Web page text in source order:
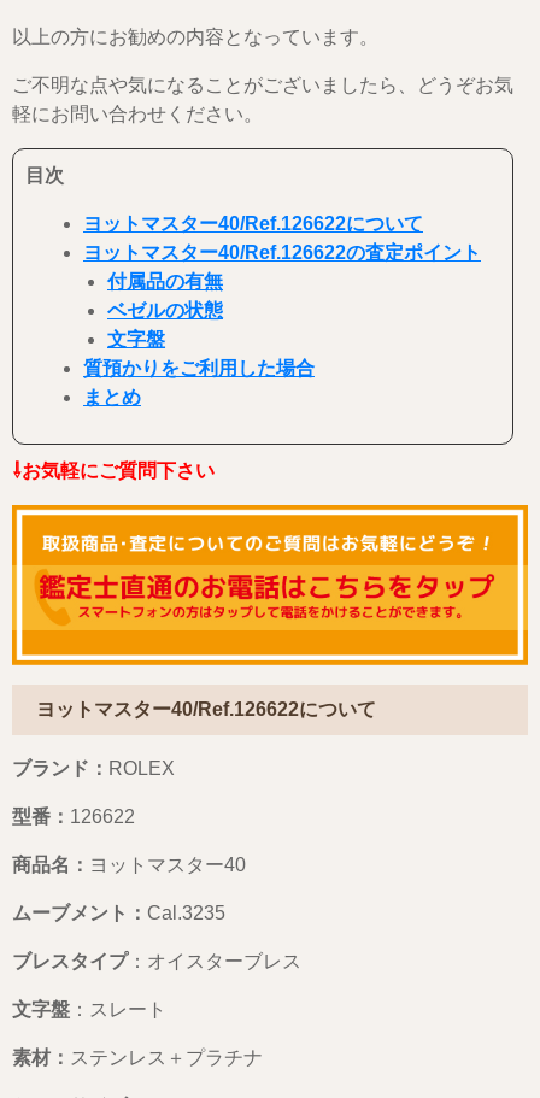
以上の方にお勧めの内容となっています。
ご不明な点や気になることがございましたら、どうぞお気
軽にお問い合わせください。
目次
ヨットマスター40/Ref.126622について
ヨットマスター40/Ref.126622の査定ポイント
付属品の有無
ベゼルの状態
文字盤
質預かりをご利用した場合
まとめ
⇩お気軽にご質問下さい
ヨットマスター40/Ref.126622について
ブランド： ROLEX
型番： 126622
商品名： ヨットマスター40
ムーブメント： Cal.3235
ブレスタイプ：オイスターブレス
文字盤 ：スレート
素材： ステンレス＋プラチナ